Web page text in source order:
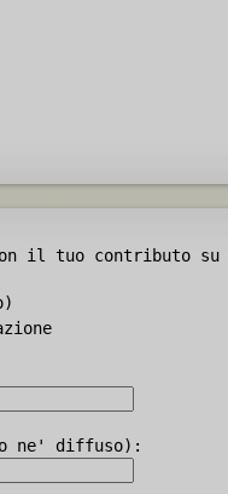
il tuo contributo su
ne' diffuso):